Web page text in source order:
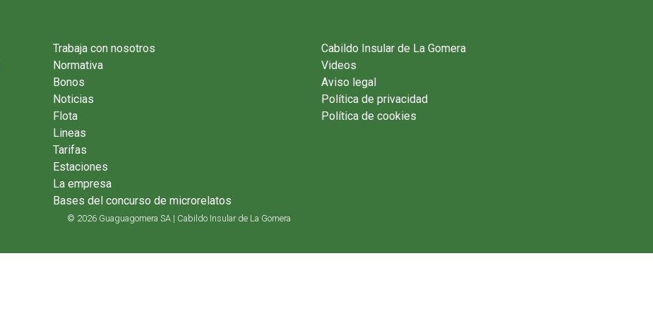
Trabaja con nosotros
Normativa
Bonos
Noticias
Flota
Lineas
Tarifas
Estaciones
La empresa
Bases del concurso de microrelatos
Cabildo Insular de La Gomera
Videos
Aviso legal
Política de privacidad
Política de cookies
© 2026 Guaguagomera SA | Cabildo Insular de La Gomera